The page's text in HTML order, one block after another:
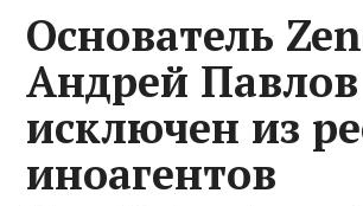
Основатель
Андрей Павлов
исключен из
иноагентов